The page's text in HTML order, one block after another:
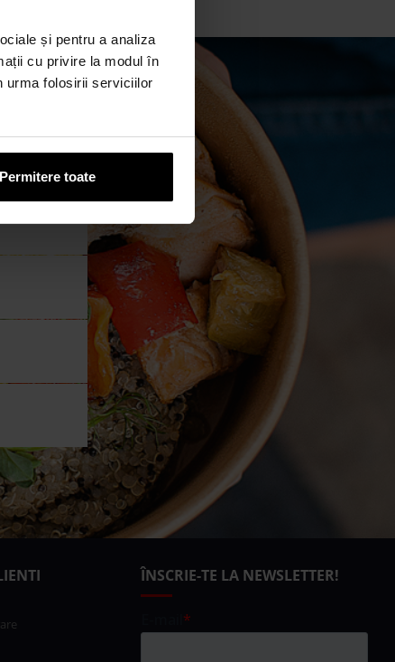
și pentru a analiza
cu privire la modul în
urma folosirii serviciilor
Permitere toate
ÎNSCRIE-TE LA NEWSLETTER!